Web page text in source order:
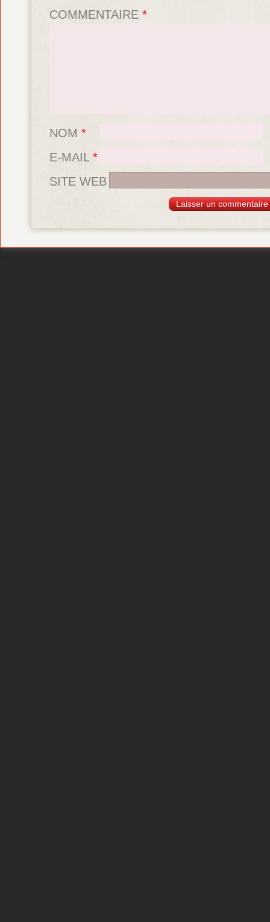
COMMENTAIRE *
NOM *
E-MAIL *
SITE WEB